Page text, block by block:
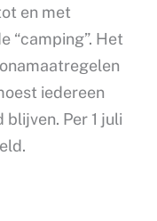
en met
“camping”. Het
iedereen
Per 1 juli